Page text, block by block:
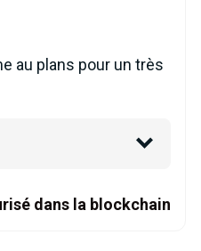
au plans pour un très
dans la blockchain